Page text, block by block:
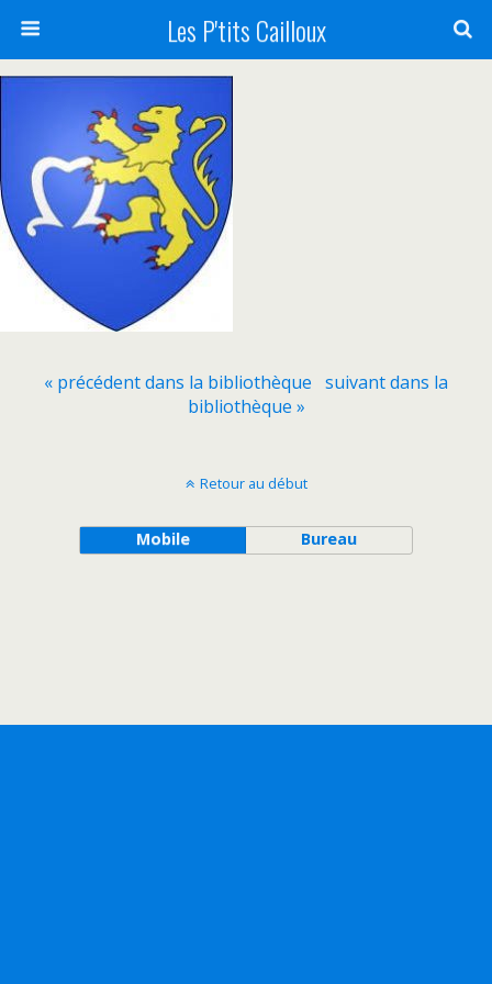
Les P'tits Cailloux
« précédent dans la bibliothèque suivant dans la
bibliothèque »
Retour au début
Mobile Bureau